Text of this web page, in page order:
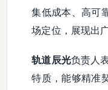
集低成本、高可
场定位，展现出
轨道辰光负责人
特质，能够精准